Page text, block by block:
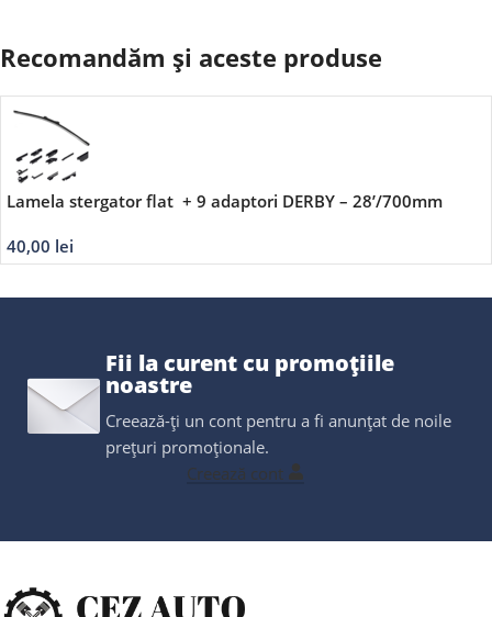
Recomandăm și aceste produse
Lamela stergator flat + 9 adaptori DERBY – 28’/700mm
40,00 lei
Fii la curent cu promoțiile
noastre
Creează-ți un cont pentru a fi anunțat de noile
prețuri promoționale.
Creează cont